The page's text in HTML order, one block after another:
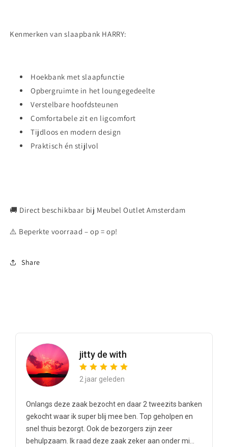
Kenmerken van slaapbank HARRY:
Hoekbank met slaapfunctie
Opbergruimte in het loungegedeelte
Verstelbare hoofdsteunen
Comfortabele zit en ligcomfort
Tijdloos en modern design
Praktisch én stijlvol
🚚 Direct beschikbaar bij Meubel Outlet Amsterdam
⚠️ Beperkte voorraad – op = op!
Share
jitty de with
2 jaar geleden
Onlangs deze zaak bezocht en daar 2 tweezits banken
gekocht waar ik super blij mee ben. Top geholpen en
snel thuis bezorgt. Ook de bezorgers zijn zeer
behulpzaam. Ik raad deze zaak zeker aan onder mi...